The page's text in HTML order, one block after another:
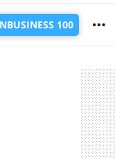
100